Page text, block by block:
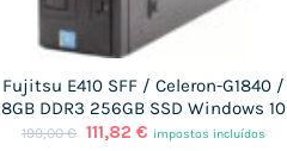
Fujitsu E410 SFF / Celeron-G1840 /
8GB DDR3 256GB SSD Windows 10
199,00€ O
111,82 €Oimpostos incluídos